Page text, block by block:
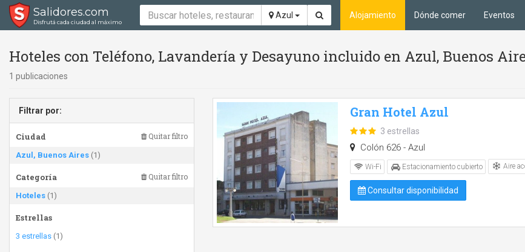
Salidores.com
Disfrutá cada ciudad al máximo
Azul Alojamiento Dónde comer Eventos
Hoteles con Teléfono, Lavandería y Desayuno incluido en Azul, Buenos
1 publicaciones
Filtrar por:
Ciudad Quitar filtro
Azul, Buenos Aires (1)
Categoría Quitar filtro
Hoteles (1)
Estrellas
3 estrellas (1)
Gran Hotel Azul
3 estrellas
Colón 626 - Azul
Wi-Fi Estacionamiento cubierto Aire
Consultar disponibilidad